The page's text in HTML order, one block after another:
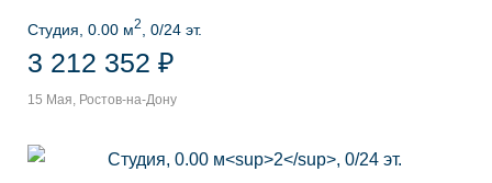
Студия, 0.00 м2 , 0/24 эт.
3 212 352 ₽
15 Мая, Ростов-на-Дону